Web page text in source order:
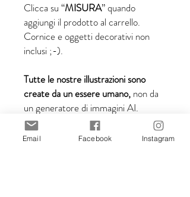
Clicca su “MISURA” quando
aggiungi il prodotto al carrello.
Cornice e oggetti decorativi non
inclusi ;-).
Tutte le nostre illustrazioni sono
create da un essere umano, non da
un generatore di immagini AI.
Email Facebook Instagram